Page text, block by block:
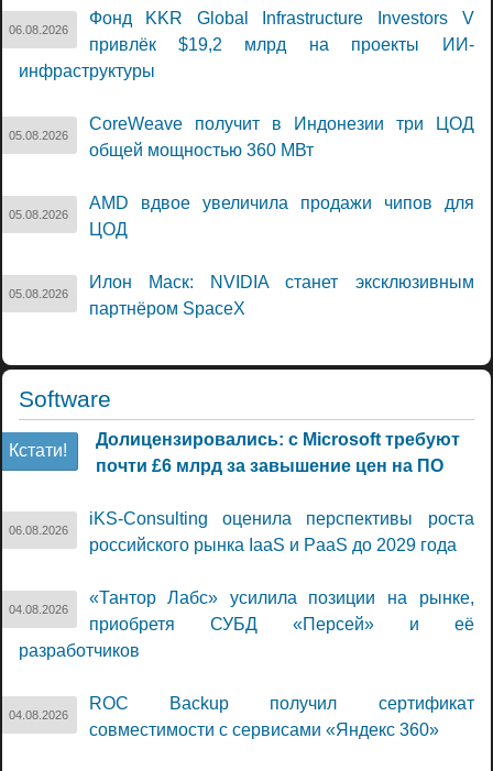
06.08.2026
Фонд KKR Global Infrastructure Investors V
привлёк $19,2 млрд на проекты ИИ-
инфраструктуры
05.08.2026
CoreWeave получит в Индонезии три ЦОД
общей мощностью 360 МВт
05.08.2026
AMD вдвое увеличила продажи чипов для
ЦОД
05.08.2026
Илон Маск: NVIDIA станет эксклюзивным
партнёром SpaceX
Software
Кстати!
Долицензировались: с Microsoft требуют
почти £6 млрд за завышение цен на ПО
06.08.2026
iKS-Consulting оценила перспективы роста
российского рынка IaaS и PaaS до 2029 года
04.08.2026
«Тантор Лабс» усилила позиции на рынке,
приобретя СУБД «Персей» и её
разработчиков
04.08.2026
ROC Backup получил сертификат
совместимости с сервисами «Яндекс 360»